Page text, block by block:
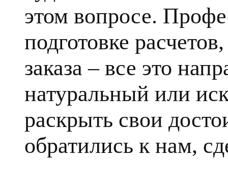
этом вопросе.
подготовке
заказа – все это
натуральный или
раскрыть свои
обратились к нам,